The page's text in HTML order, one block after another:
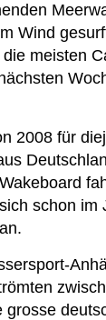
Wind
meisten
2008 für
schon im
grosse